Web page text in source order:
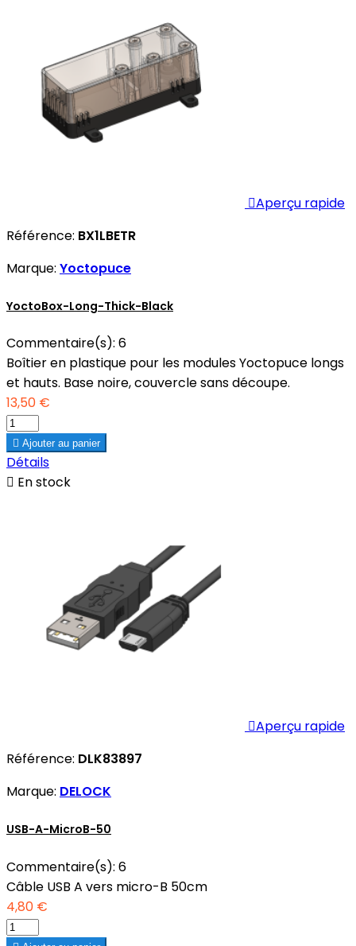
Aperçu rapide
Référence: BX1LBETR
Marque: Yoctopuce
YoctoBox-Long-Thick-Black
Commentaire(s): 6
Boîtier en plastique pour les modules Yoctopuce longs
et hauts. Base noire, couvercle sans découpe.
13,50 €
 Ajouter au panier
Détails
 En stock
Aperçu rapide
Référence: DLK83897
Marque: DELOCK
USB-A-MicroB-50
Commentaire(s): 6
Câble USB A vers micro-B 50cm
4,80 €